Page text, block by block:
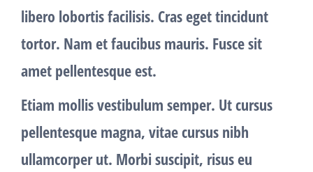
libero lobortis facilisis. Cras eget tincidunt
tortor. Nam et faucibus mauris. Fusce sit
amet pellentesque est.
Etiam mollis vestibulum semper. Ut cursus
pellentesque magna, vitae cursus nibh
ullamcorper ut. Morbi suscipit, risus eu